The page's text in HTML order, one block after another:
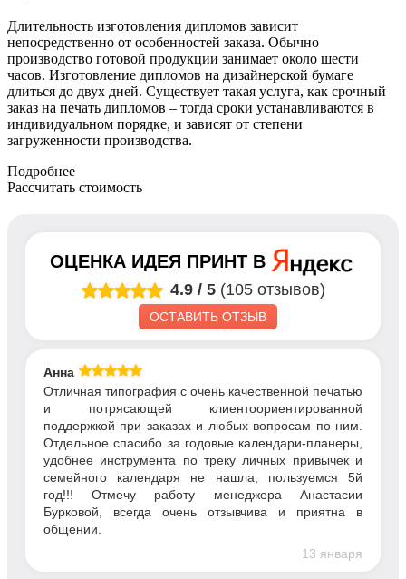
Длительность изготовления дипломов зависит
непосредственно от особенностей заказа. Обычно
производство готовой продукции занимает около шести
часов. Изготовление дипломов на дизайнерской бумаге
длиться до двух дней. Существует такая услуга, как срочный
заказ на печать дипломов – тогда сроки устанавливаются в
индивидуальном порядке, и зависят от степени
загруженности производства.
Подробнее
Рассчитать стоимость
ОЦЕНКА ИДЕЯ ПРИНТ В
4.9 / 5 (105 отзывов)
ОСТАВИТЬ ОТЗЫВ
Анна
Отличная типография с очень качественной печатью
и потрясающей клиентоориентированной
поддержкой при заказах и любых вопросам по ним.
Отдельное спасибо за годовые календари-планеры,
удобнее инструмента по треку личных привычек и
семейного календаря не нашла, пользуемся 5й
год!!! Отмечу работу менеджера Анастасии
Бурковой, всегда очень отзывчива и приятна в
общении.
13 января